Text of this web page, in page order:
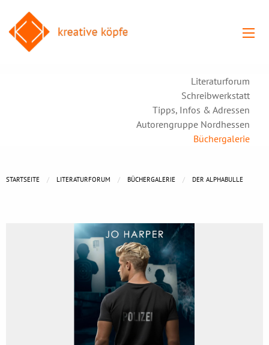
Literaturforum
Schreibwerkstatt
Tipps, Infos & Adressen
Autorengruppe Nordhessen
Büchergalerie
STARTSEITE LITERATURFORUM BÜCHERGALERIE DER ALPHABULLE